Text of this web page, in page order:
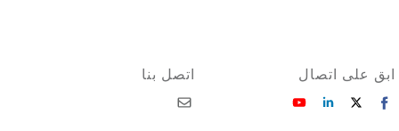
اتصل بنا ابق على اتصال